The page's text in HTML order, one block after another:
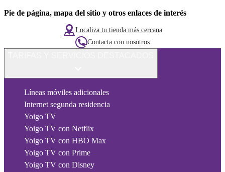
Pie de página, mapa del sitio y otros enlaces de interés
Localiza tu tienda más cercana
Contacta con nosotros
Líneas móviles adicionales
Internet segunda residencia
Yoigo TV
Yoigo TV con Netflix
Yoigo TV con HBO Max
Yoigo TV con Prime
Yoigo TV con Disney